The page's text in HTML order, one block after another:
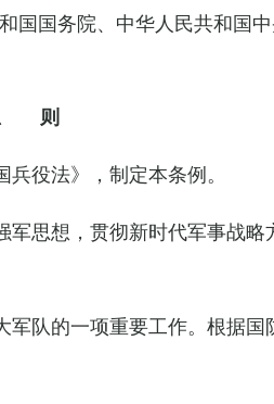
国务院、中华人民共和国
则
役法》，制定本条例。
思想，贯彻新时代军事战略
队的一项重要工作。根据国